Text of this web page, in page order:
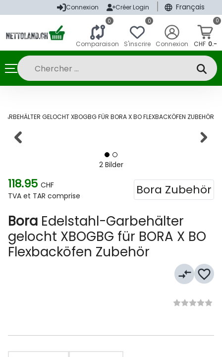
Connexion Créer Login Français
0
Comparaison
0
S'inscrire Connexion
0
CHF 0.-
GELOCHT XBOGBG FÜR BORA X BO FLEXBACKÖFEN ZUBEHÖR
2 Bilder
118.95 CHF
TVA et TAR comprise
Bora Zubehör
Bora Edelstahl-Garbehälter
gelocht XBOGBG für BORA X BO
Flexbacköfen Zubehör
compare_arrows favorite_border